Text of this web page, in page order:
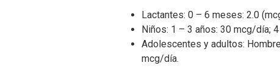
Lactantes: 0 – 6 meses: 2.0
Niños: 1 – 3 años: 30 mcg/día;
Adolescentes y adultos:
mcg/día.